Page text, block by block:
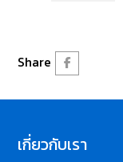
Share
เกี่ยวกับเรา